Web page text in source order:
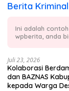
Berita Kriminal
Ini adalah
wpberita, anda
Juli 23, 2026
Kolaborasi
dan BAZNAS
kepada Warga